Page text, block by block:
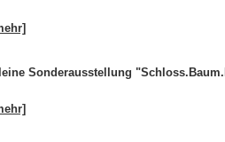
Sonderausstellung